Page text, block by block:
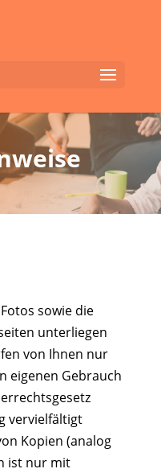
sowie die
unterliegen
von Ihnen nur
eigenen Gebrauch
vervielfältigt
Kopien (analog
ist nur mit